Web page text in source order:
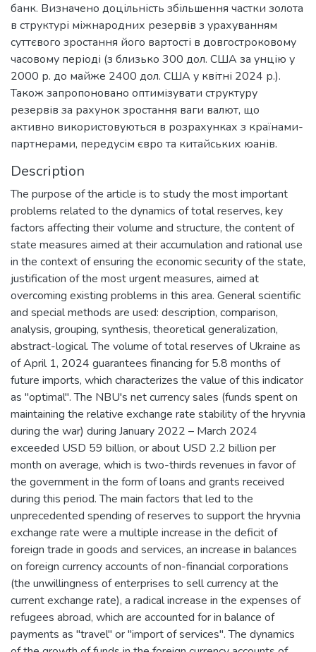
банк. Визначено доцільність збільшення частки золота
в структурі міжнародних резервів з урахуванням
суттєвого зростання його вартості в довгостроковому
часовому періоді (з близько 300 дол. США за унцію у
2000 р. до майже 2400 дол. США у квітні 2024 р.).
Також запропоновано оптимізувати структуру
резервів за рахунок зростання ваги валют, що
активно використовуються в розрахунках з країнами-
партнерами, передусім євро та китайських юанів.
Description
The purpose of the article is to study the most important
problems related to the dynamics of total reserves, key
factors affecting their volume and structure, the content of
state measures aimed at their accumulation and rational use
in the context of ensuring the economic security of the state,
justification of the most urgent measures, aimed at
overcoming existing problems in this area. General scientific
and special methods are used: description, comparison,
analysis, grouping, synthesis, theoretical generalization,
abstract-logical. The volume of total reserves of Ukraine as
of April 1, 2024 guarantees financing for 5.8 months of
future imports, which characterizes the value of this indicator
as "optimal". The NBU's net currency sales (funds spent on
maintaining the relative exchange rate stability of the hryvnia
during the war) during January 2022 – March 2024
exceeded USD 59 billion, or about USD 2.2 billion per
month on average, which is two-thirds revenues in favor of
the government in the form of loans and grants received
during this period. The main factors that led to the
unprecedented spending of reserves to support the hryvnia
exchange rate were a multiple increase in the deficit of
foreign trade in goods and services, an increase in balances
on foreign currency accounts of non-financial corporations
(the unwillingness of enterprises to sell currency at the
current exchange rate), a radical increase in the expenses of
refugees abroad, which are accounted for in balance of
payments as "travel" or "import of services". The dynamics